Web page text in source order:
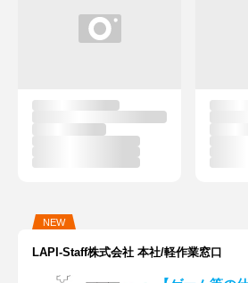
NEW
LAPI-Staff株式会社 本社/軽作業窓口